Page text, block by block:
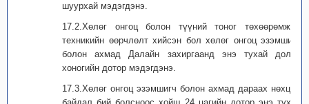
шуурхай мэдэгдэнэ.
17.2.Хөлөг онгоц болон түүний тоног төхөөрөмжид
техникийн өөрчлөлт хийсэн бол хөлөг онгоц эзэмшигч
болон ахмад Далайн захиргаанд энэ тухай долоо
хоногийн дотор мэдэгдэнэ.
17.3.Хөлөг онгоц эзэмшигч болон ахмад дараах нөхцөл